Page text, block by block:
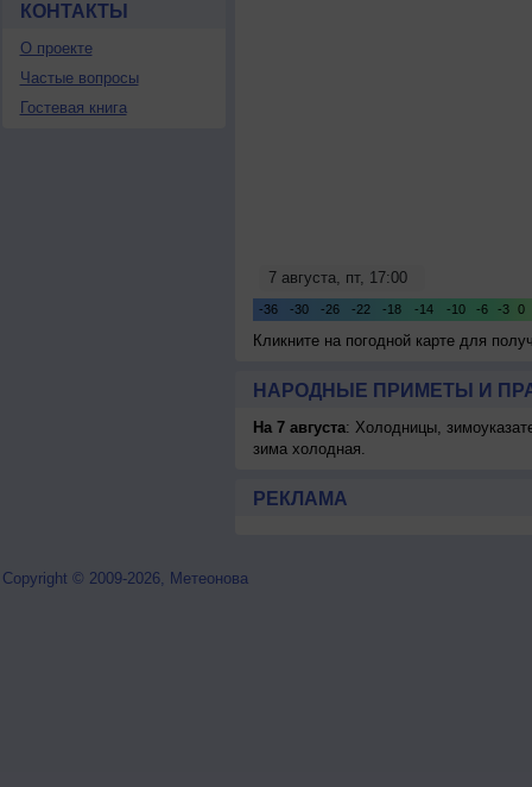
КОНТАКТЫ
О проекте
Частые вопросы
Гостевая книга
Кликните на погодной карте для
НАРОДНЫЕ ПРИМЕТЫ И
На 7 августа: Холодницы,
зима холодная.
РЕКЛАМА
Copyright © 2009-2026, Метеонова